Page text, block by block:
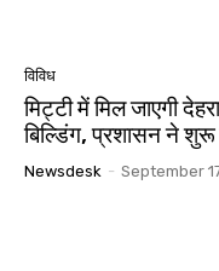
विविध
मिट्टी में मिल जाएगी
बिल्डिंग, प्रशासन ने शुरू
Newsdesk - September